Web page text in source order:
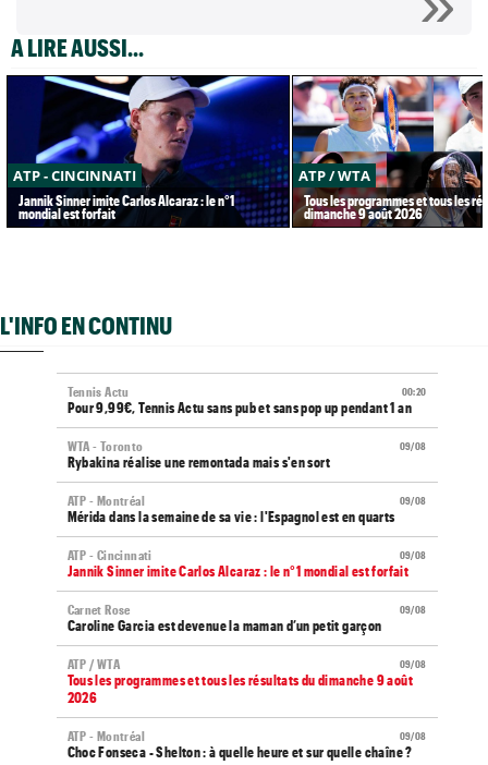
A LIRE AUSSI...
ATP - CINCINNATI
Jannik Sinner imite Carlos Alcaraz : le n°1
mondial est forfait
ATP / WTA
Tous les programmes et tous les
dimanche 9 août 2026
L'INFO EN CONTINU
00:20
Tennis Actu
Pour 9,99€, Tennis Actu sans pub et sans pop up pendant 1 an
09/08
WTA - Toronto
Rybakina réalise une remontada mais s'en sort
09/08
ATP - Montréal
Mérida dans la semaine de sa vie : l'Espagnol est en quarts
09/08
ATP - Cincinnati
Jannik Sinner imite Carlos Alcaraz : le n°1 mondial est forfait
09/08
Carnet Rose
Caroline Garcia est devenue la maman d’un petit garçon
09/08
ATP / WTA
Tous les programmes et tous les résultats du dimanche 9 août
2026
09/08
ATP - Montréal
Choc Fonseca - Shelton : à quelle heure et sur quelle chaîne ?